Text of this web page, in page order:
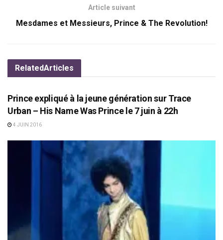
Article suivant
Mesdames et Messieurs, Prince & The Revolution!
RelatedArticles
ACTUS
Prince expliqué à la jeune génération sur Trace
Urban – His Name Was Prince le 7 juin à 22h
4 JUIN 2016